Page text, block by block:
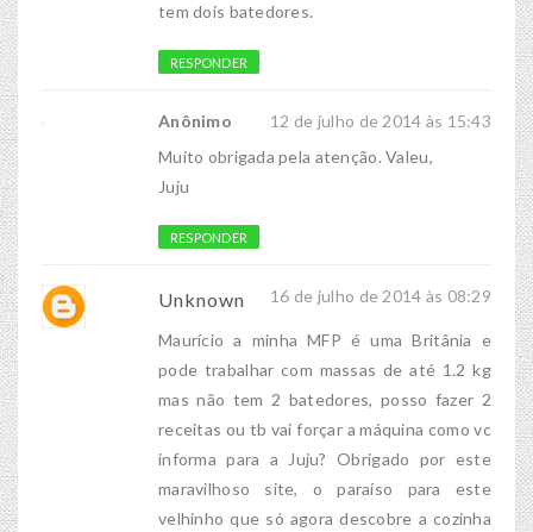
tem dois batedores.
RESPONDER
Anônimo
12 de julho de 2014 às 15:43
Muito obrigada pela atenção. Valeu,
Juju
RESPONDER
Unknown 16 de julho de 2014 às 08:29
Maurício a minha MFP é uma Britânia e
pode trabalhar com massas de até 1.2 kg
mas não tem 2 batedores, posso fazer 2
receitas ou tb vai forçar a máquina como vc
informa para a Juju? Obrigado por este
maravilhoso site, o paraíso para este
velhinho que só agora descobre a cozinha